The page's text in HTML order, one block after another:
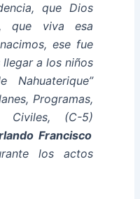
que Dios
que viva esa
ese fue
a los niños
Programas,
Civiles, (C-5)
Francisco
los actos